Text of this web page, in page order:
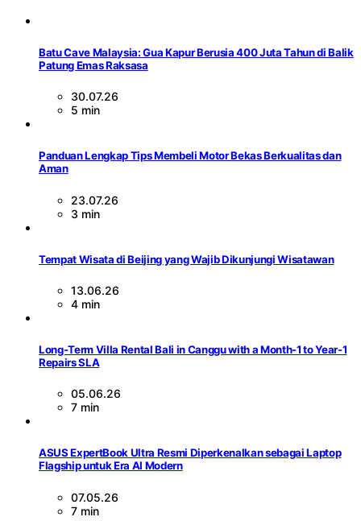
Batu Cave Malaysia: Gua Kapur Berusia 400 Juta Tahun di Balik
Patung Emas Raksasa
30.07.26
5 min
Panduan Lengkap Tips Membeli Motor Bekas Berkualitas dan
Aman
23.07.26
3 min
Tempat Wisata di Beijing yang Wajib Dikunjungi Wisatawan
13.06.26
4 min
Long-Term Villa Rental Bali in Canggu with a Month-1 to Year-1
Repairs SLA
05.06.26
7 min
ASUS ExpertBook Ultra Resmi Diperkenalkan sebagai Laptop
Flagship untuk Era AI Modern
07.05.26
7 min